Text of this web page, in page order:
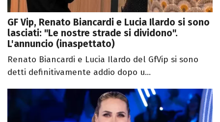
GF Vip, Renato Biancardi e Lucia Ilardo si sono
lasciati: "Le nostre strade si dividono".
L'annuncio (inaspettato)
Renato Biancardi e Lucia Ilardo del GfVip si sono
detti definitivamente addio dopo u...